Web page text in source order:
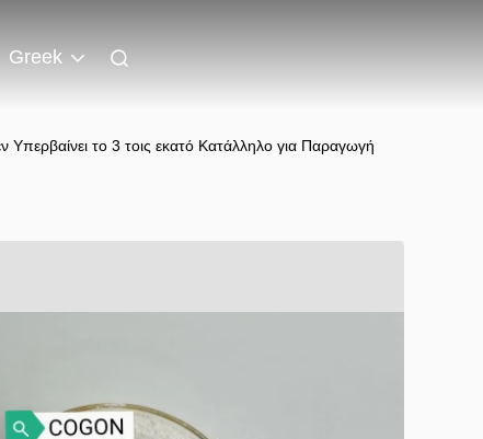
Greek
το 3 τοις εκατό Κατάλληλο για Παραγωγή